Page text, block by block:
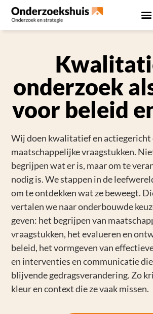
onderzoek
voor beleid
Wij doen kwalitatief en actiegericht
maatschappelijke vraagstukken.
begrijpen wat er is, maar om te
nodig is. We stappen in de
om te ontdekken wat ze beweegt.
vertalen we naar onderbouwde
geven: het begrijpen van
vraagstukken, het evalueren en
beleid, het vormgeven van
en interventies en communicatie
blijvende gedragsverandering. Zo
kleur en context die ze vaak missen.